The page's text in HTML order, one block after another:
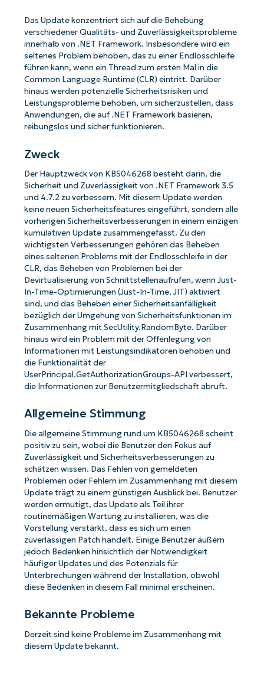
Das Update konzentriert sich auf die Behebung
verschiedener Qualitäts- und Zuverlässigkeitsprobleme
innerhalb von .NET Framework. Insbesondere wird ein
seltenes Problem behoben, das zu einer Endlosschleife
führen kann, wenn ein Thread zum ersten Mal in die
Common Language Runtime (CLR) eintritt. Darüber
hinaus werden potenzielle Sicherheitsrisiken und
Leistungsprobleme behoben, um sicherzustellen, dass
Anwendungen, die auf .NET Framework basieren,
reibungslos und sicher funktionieren.
Zweck
Der Hauptzweck von KB5046268 besteht darin, die
Sicherheit und Zuverlässigkeit von .NET Framework 3.5
und 4.7.2 zu verbessern. Mit diesem Update werden
keine neuen Sicherheitsfeatures eingeführt, sondern alle
vorherigen Sicherheitsverbesserungen in einem einzigen
kumulativen Update zusammengefasst. Zu den
wichtigsten Verbesserungen gehören das Beheben
eines seltenen Problems mit der Endlosschleife in der
CLR, das Beheben von Problemen bei der
Devirtualisierung von Schnittstellenaufrufen, wenn Just-
In-Time-Optimierungen (Just-In-Time, JIT) aktiviert
sind, und das Beheben einer Sicherheitsanfälligkeit
bezüglich der Umgehung von Sicherheitsfunktionen im
Zusammenhang mit SecUtility.RandomByte. Darüber
hinaus wird ein Problem mit der Offenlegung von
Informationen mit Leistungsindikatoren behoben und
die Funktionalität der
UserPrincipal.GetAuthorizationGroups-API verbessert,
die Informationen zur Benutzermitgliedschaft abruft.
Allgemeine Stimmung
Die allgemeine Stimmung rund um KB5046268 scheint
positiv zu sein, wobei die Benutzer den Fokus auf
Zuverlässigkeit und Sicherheitsverbesserungen zu
schätzen wissen. Das Fehlen von gemeldeten
Problemen oder Fehlern im Zusammenhang mit diesem
Update trägt zu einem günstigen Ausblick bei. Benutzer
werden ermutigt, das Update als Teil ihrer
routinemäßigen Wartung zu installieren, was die
Vorstellung verstärkt, dass es sich um einen
zuverlässigen Patch handelt. Einige Benutzer äußern
jedoch Bedenken hinsichtlich der Notwendigkeit
häufiger Updates und des Potenzials für
Unterbrechungen während der Installation, obwohl
diese Bedenken in diesem Fall minimal erscheinen.
Bekannte Probleme
Derzeit sind keine Probleme im Zusammenhang mit
diesem Update bekannt.